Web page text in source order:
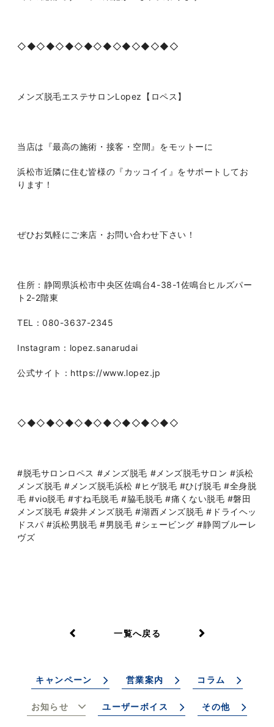
◇◆◇◆◇◆◇◆◇◆◇◆◇◆◇◆◇
メンズ脱毛エステサロンLopez【ロペス】
当店は『最高の施術・接客・空間』をモットーに
浜松市近隣に住む皆様の『カッコイイ』をサポートしてお
ります！
ぜひお気軽にご来店・お問い合わせ下さい！
住所：静岡県浜松市中央区佐鳴台4-38-1佐鳴台ヒルズパー
ト2-2階東
TEL：080-3637-2345
Instagram：lopez.sanarudai
公式サイト：https://www.lopez.jp
◇◆◇◆◇◆◇◆◇◆◇◆◇◆◇◆◇
#脱毛サロンロペス #メンズ脱毛 #メンズ脱毛サロン #浜松
メンズ脱毛 #メンズ脱毛浜松 #ヒゲ脱毛 #ひげ脱毛 #全身脱
毛 #vio脱毛 #すね毛脱毛 #脇毛脱毛 #痛くない脱毛 #磐田
メンズ脱毛 #袋井メンズ脱毛 #湖西メンズ脱毛 #ドライヘッ
ドスパ #浜松男脱毛 #男脱毛 #シェービング #静岡ブルーレ
ヴズ
一覧へ戻る
キャンペーン 営業案内 コラム
お知らせ ユーザーボイス その他